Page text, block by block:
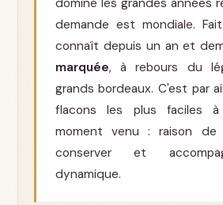
demande est mondiale.
connaît depuis un an et
marquée, à rebours du
grands bordeaux. C'est par
flacons les plus faciles
moment venu : raison
conserver et
dynamique.